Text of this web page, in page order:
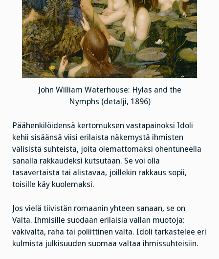
John William Waterhouse: Hylas and the
Nymphs (detalji, 1896)
Päähenkilöidensä kertomuksen vastapainoksi Idoli
kehii sisäänsä viisi erilaista näkemystä ihmisten
välisistä suhteista, joita olemattomaksi ohentuneella
sanalla rakkaudeksi kutsutaan. Se voi olla
tasavertaista tai alistavaa, joillekin rakkaus sopii,
toisille käy kuolemaksi.
Jos vielä tiivistän romaanin yhteen sanaan, se on
Valta. Ihmisille suodaan erilaisia vallan muotoja:
väkivalta, raha tai poliittinen valta. Idoli tarkastelee eri
kulmista julkisuuden suomaa valtaa ihmissuhteisiin.